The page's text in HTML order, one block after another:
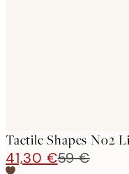
Tactile Shapes No2
41,30 €59 €